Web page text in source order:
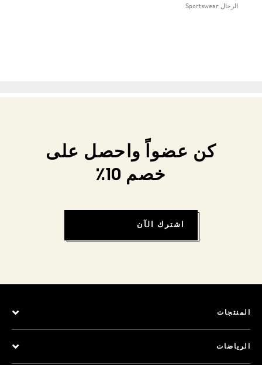
الرجال Sportswear
كن عضواً واحصل على
خصم 10٪
اشترك الآن
المنتجات
الرياضات